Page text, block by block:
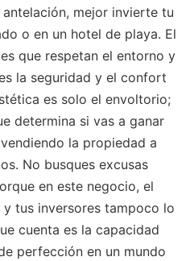
mejor invierte tu
o en un hotel de playa. El
que respetan el entorno y
la seguridad y el confort
es solo el envoltorio;
determina si vas a ganar
la propiedad a
No busques excusas
en este negocio, el
tus inversores tampoco lo
cuenta es la capacidad
perfección en un mundo